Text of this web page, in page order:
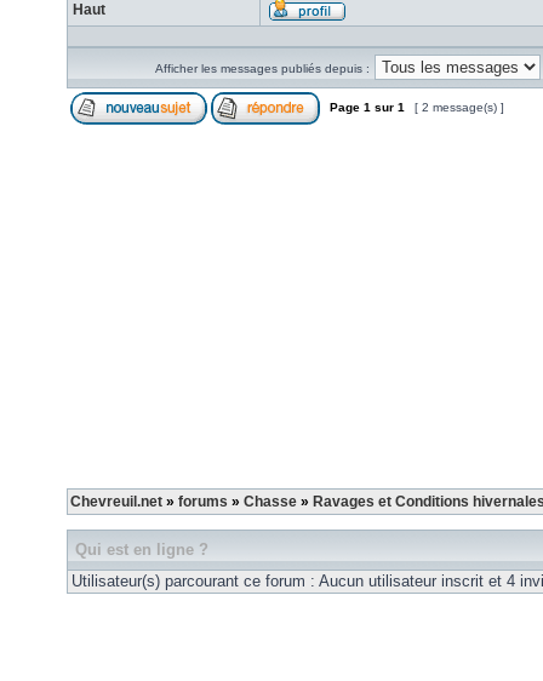
Haut
Afficher les messages publiés depuis :
Page 1 sur 1 [ 2 message(s) ]
Chevreuil.net » forums » Chasse » Ravages et Conditions
Qui est en ligne ?
Utilisateur(s) parcourant ce forum : Aucun utilisateur inscrit et 4